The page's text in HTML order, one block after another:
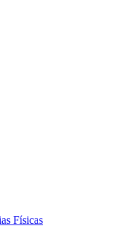
Físicas